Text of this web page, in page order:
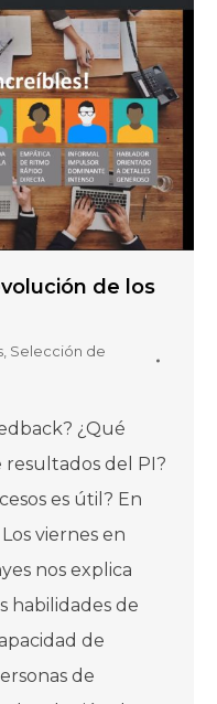
de los
, Selección de
¿Qué
del PI?
es útil? En
viernes en
nos explica
habilidades de
de
de